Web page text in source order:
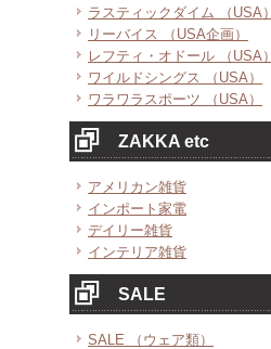
ラスティックダイム （USA）
リーバイス （USA企画）
レフティ・オドール （USA）
ワイルドシングス （USA）
ワラワラスポーツ （USA）
ZAKKA etc
アメリカン雑貨
インポート家電
デイリー雑貨
インテリア雑貨
SALE
SALE （ウェア類）